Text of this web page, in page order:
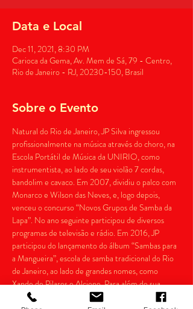
Data e Local
Dec 11, 2021, 8:30 PM
Carioca da Gema, Av. Mem de Sá, 79 - Centro,
Rio de Janeiro - RJ, 20230-150, Brasil
Sobre o Evento
Natural do Rio de Janeiro, JP Silva ingressou
profissionalmente na música através do choro, na
Escola Portátil de Música da UNIRIO, como
instrumentista, ao lado de seu violão 7 cordas,
bandolim e cavaco. Em 2007, dividiu o palco com
Monarco e Wilson das Neves, e, logo depois,
venceu o concurso “Novos Grupos de Samba da
Lapa”. No ano seguinte participou de diversos
programas de televisão e rádio. Em 2016, JP
participou do lançamento do álbum “Sambas para
a Mangueira”, escola de samba tradicional do Rio
de Janeiro, ao lado de grandes nomes, como
Xande de Pilares e Alcione. Para além de sua
formação musical, o artista ainda é aluno da